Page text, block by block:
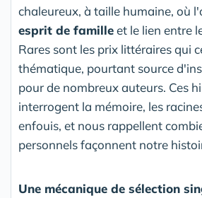
chaleureux, à taille humaine, où
esprit de familleet le lien entre
Rares sont les prix littéraires qui
thématique, pourtant source
pour de nombreux auteurs. Ces
interrogent la mémoire, les
enfouis, et nous rappellent
personnels façonnent notre
Une mécanique de sélection